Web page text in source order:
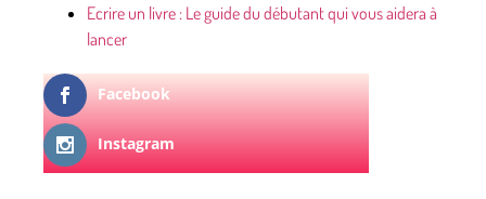
Ecrire un livre : Le guide du débutant qui vous aidera à
lancer
Facebook
Instagram